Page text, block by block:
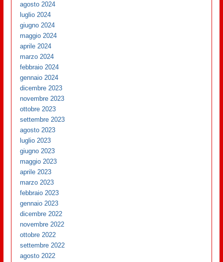
agosto 2024
luglio 2024
giugno 2024
maggio 2024
aprile 2024
marzo 2024
febbraio 2024
gennaio 2024
dicembre 2023
novembre 2023
ottobre 2023
settembre 2023
agosto 2023
luglio 2023
giugno 2023
maggio 2023
aprile 2023
marzo 2023
febbraio 2023
gennaio 2023
dicembre 2022
novembre 2022
ottobre 2022
settembre 2022
agosto 2022